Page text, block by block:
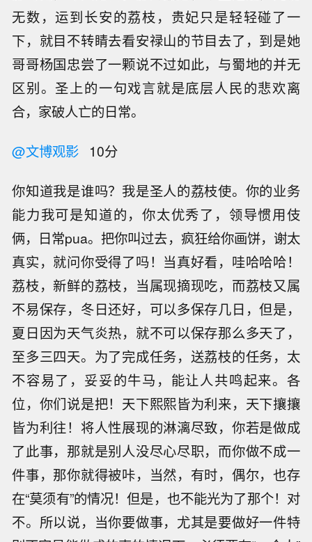
无数，运到长安的荔枝，贵妃只是轻轻碰了一
下，就目不转睛去看安禄山的节目去了，到是她
哥哥杨国忠尝了一颗说不过如此，与蜀地的并无
区别。圣上的一句戏言就是底层人民的悲欢离
合，家破人亡的日常。
@文博观影 10分
你知道我是谁吗？我是圣人的荔枝使。你的业务
能力我可是知道的，你太优秀了，领导惯用伎
俩，日常pua。把你叫过去，疯狂给你画饼，谢太
真实，就问你受得了吗！当真好看，哇哈哈哈！
荔枝，新鲜的荔枝，当属现摘现吃，而荔枝又属
不易保存，冬日还好，可以多保存几日，但是，
夏日因为天气炎热，就不可以保存那么多天了，
至多三四天。为了完成任务，送荔枝的任务，太
不容易了，妥妥的牛马，能让人共鸣起来。各
位，你们说是把！天下熙熙皆为利来，天下攘攘
皆为利往！将人性展现的淋漓尽致，你若是做成
了此事，那就是别人没尽心尽职，而你做不成一
件事，那你就得被咔，当然，有时，偶尔，也存
在“莫须有”的情况！但是，也不能光为了那个！对
不。所以说，当你要做事，尤其是要做好一件特